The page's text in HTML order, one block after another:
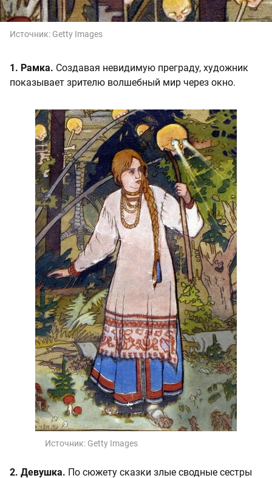
Источник: Getty Images
1. Рамка. Создавая невидимую преграду, художник
показывает зрителю волшебный мир через окно.
Источник: Getty Images
2. Девушка. По сюжету сказки злые сводные сестры